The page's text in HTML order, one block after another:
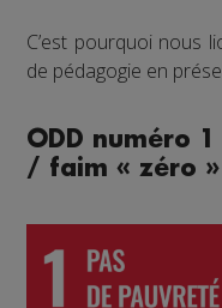
C’est pourquoi nous
de pédagogie en
ODD numéro
/ faim « zéro »